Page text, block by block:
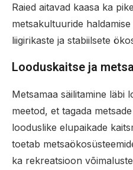
Raied aitavad kaasa ka
metsakultuuride
liigirikaste ja stabiilsete
Looduskaitse ja
Metsamaa säilitamine läbi
meetod, et tagada
looduslike elupaikade
toetab
ka rekreatsioon